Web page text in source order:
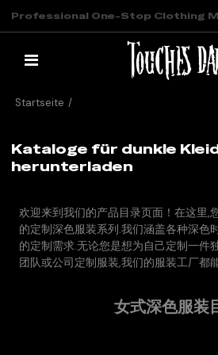
Startseite /
Kataloge für dunkle
herunterladen
欢迎来到我们的产品目录页面！在这里,
的定制深色服装系列.我们涵盖各种深色
的定制需求.无论您是想为自己定制一件
团队或公司定制服装,我们的服装工厂都
女式深色服装